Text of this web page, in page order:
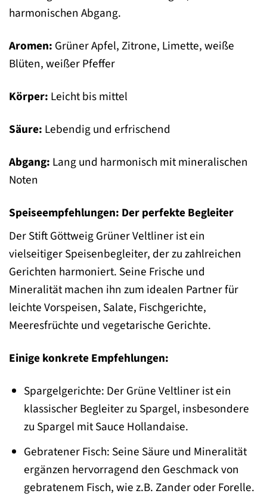
harmonischen Abgang.
Aromen: Grüner Apfel, Zitrone, Limette, weiße
Blüten, weißer Pfeffer
Körper: Leicht bis mittel
Säure: Lebendig und erfrischend
Abgang: Lang und harmonisch mit mineralischen
Noten
Speiseempfehlungen: Der perfekte Begleiter
Der Stift Göttweig Grüner Veltliner ist ein
vielseitiger Speisenbegleiter, der zu zahlreichen
Gerichten harmoniert. Seine Frische und
Mineralität machen ihn zum idealen Partner für
leichte Vorspeisen, Salate, Fischgerichte,
Meeresfrüchte und vegetarische Gerichte.
Einige konkrete Empfehlungen:
Spargelgerichte: Der Grüne Veltliner ist ein
klassischer Begleiter zu Spargel, insbesondere
zu Spargel mit Sauce Hollandaise.
Gebratener Fisch: Seine Säure und Mineralität
ergänzen hervorragend den Geschmack von
gebratenem Fisch, wie z.B. Zander oder Forelle.